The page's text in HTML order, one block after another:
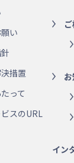
い
措置
って
スのURL
イン